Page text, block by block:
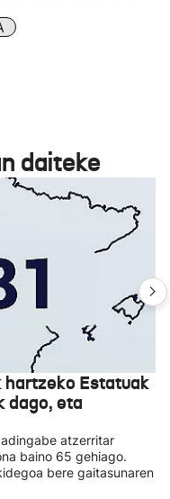
daiteke
hartzeko Estatuak
dago, eta
atzerritar
baino 65 gehiago.
bere gaitasunaren